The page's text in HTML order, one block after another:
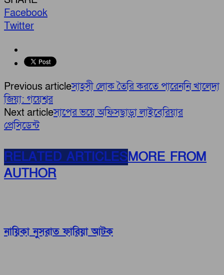
Facebook
Twitter
Previous articleসাহসী লোক তৈরি করতে পারেননি খালেদা
জিয়া: গয়েশ্বর
Next articleসাপের ভয়ে অফিসছাড়া লাইবেরিয়ার
প্রেসিডেন্ট
RELATED ARTICLESMORE FROM
AUTHOR
নায়িকা নুসরাত ফারিয়া আটক